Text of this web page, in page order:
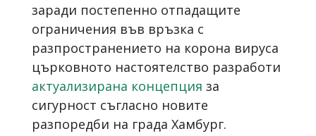
заради постепенно отпадащите
ограничения във връзка с
разпространението на корона вируса
църковното настоятелство разработи
актуализирана концепция за
сигурност съгласно новите
разпоредби на града Хамбург.